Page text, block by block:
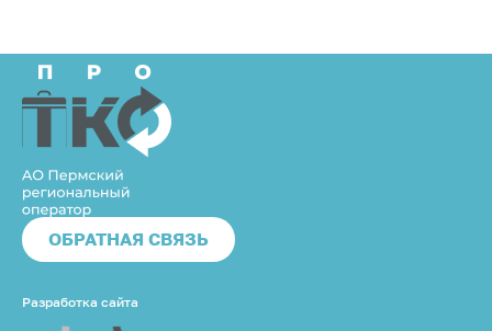
ОБРАТНАЯ СВЯЗЬ
Разработка сайта